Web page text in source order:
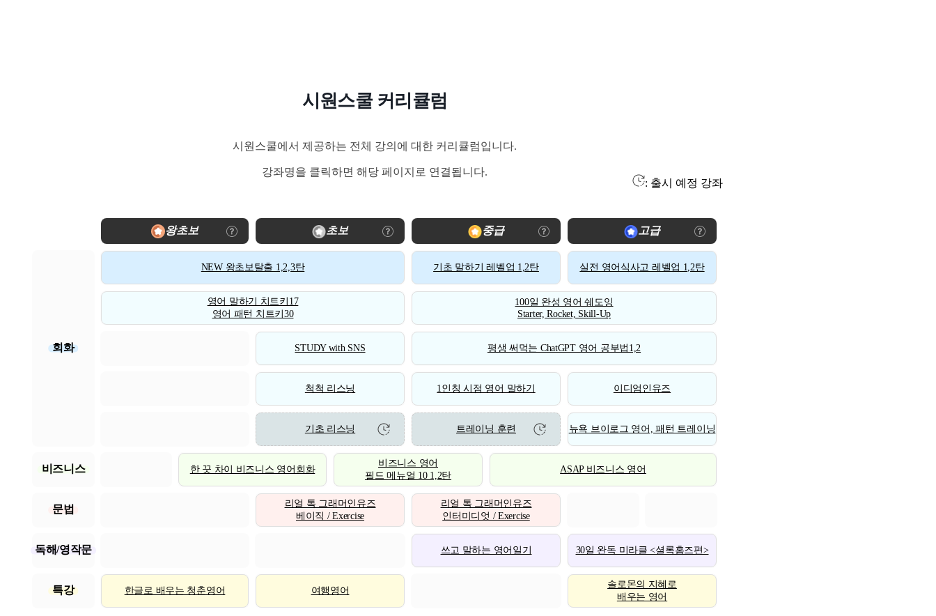
시원스쿨 커리큘럼
시원스쿨에서 제공하는 전체 강의에 대한 커리큘럼입니다.
강좌명을 클릭하면 해당 페이지로 연결됩니다.
: 출시 예정 강좌
왕초보 초보 중급 고급
회화
NEW 왕초보탈출 1,2,3탄 기초 말하기 레벨업 1,2탄 실전 영어식사고 레벨업 1,2탄
영어 말하기 치트키17
영어 패턴 치트키30
100일 완성 영어 쉐도잉
Starter, Rocket, Skill-Up
STUDY with SNS 평생 써먹는 ChatGPT 영어 공부법1,2
척척 리스닝 1인칭 시점 영어 말하기 이디엄인유즈
기초 리스닝 트레이닝 훈련 뉴욕 브이로그 영어, 패턴 트레이닝
비즈니스 한 끗 차이 비즈니스 영어회화
비즈니스 영어
필드 메뉴얼 10 1,2탄
ASAP 비즈니스 영어
문법
리얼 톡 그래머인유즈
베이직 / Exercise
리얼 톡 그래머인유즈
인터미디엇 / Exercise
독해/영작문 쓰고 말하는 영어일기 30일 완독 미라클 <셜록홈즈편>
특강 한글로 배우는 청춘영어 여행영어
솔로몬의 지혜로
배우는 영어